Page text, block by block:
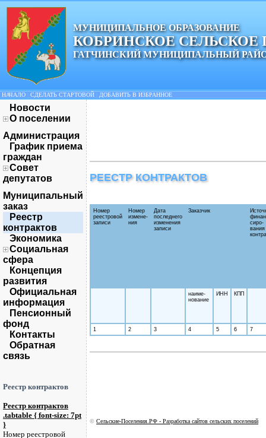
МУНИЦИПАЛЬНОЕ ОБРАЗОВАНИЕ
КОБРИНСКОЕ СЕЛЬСКОЕ
ГАТЧИНСКИЙ МУНИЦИПАЛЬНЫЙ
НАЧАЛО СДЕЛАТЬ СТАРТОВОЙ ДОБАВИТЬ В ИЗБРАННОЕ
Новости
О поселении
Администрация
График приема
граждан
Совет
депутатов
Муниципальный
заказ
Реестр
контрактов
Экономика
Социальная
сфера
Концепция
развития
Официальная
информация
Пенсионный
фонд
Контакты
Обратная
связь
Реестр контрактов
Реестр контрактов
.tabtable { font-size: 7pt
}
Номер реестровой
РЕЕСТР КОНТРАКТОВ
Номер
реестровой
записи
Номер
измене­
ния
Дата
последнего
изме­нения
записи
Заказчик
сиро­
вания
наиме­
нование
ИНН КПП
1 2 3 4 5 6 7
© Сельские-Поселения.РФ - Разработка сайтов сельских поселений